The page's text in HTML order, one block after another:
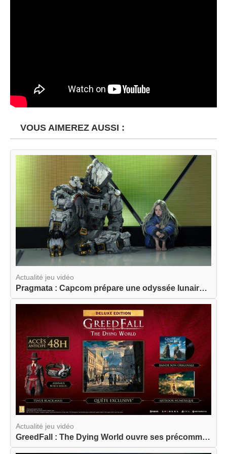
VOUS AIMEREZ AUSSI :
Actualité jeu vidéo
Pragmata : Capcom prépare une odyssée lunaire am...
Actualité jeu vidéo
GreedFall : The Dying World ouvre ses précommand...